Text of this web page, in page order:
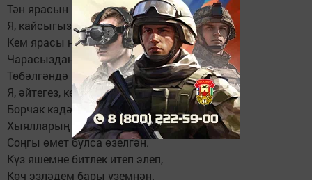
Тән ярасын каплап уч белән,
Я, кайсыгыз әйтә: кем йөрәге,
Кем ярасы назлап “чигелгән”?
Чарасыздан ерак офыкларга
Төбәлгәндә караш, йөз белән.
Я, әйтегез, кемнең хәсрәтләре
Борчак кадәр “чыпчык тезеннән”?
Хыялларың челпәрәмә килеп,
Соңгы өмет булса өзелгән.
Күз яшемне битлек итеп элеп,
Көч эзләдем бары үземнән.